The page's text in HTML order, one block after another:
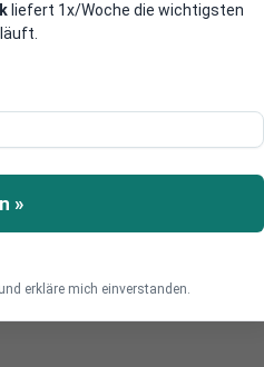
liefert 1x/Woche die wichtigsten
»
erkläre mich einverstanden.